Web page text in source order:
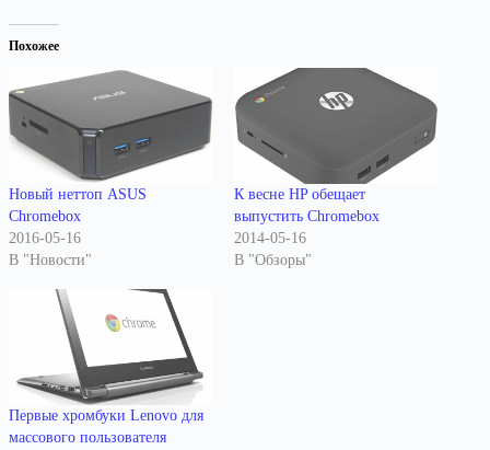
Похожее
Новый неттоп ASUS
Chromebox
2016-05-16
В "Новости"
К весне HP обещает
выпустить Chromebox
2014-05-16
В "Обзоры"
Первые хромбуки Lenovo для
массового пользователя